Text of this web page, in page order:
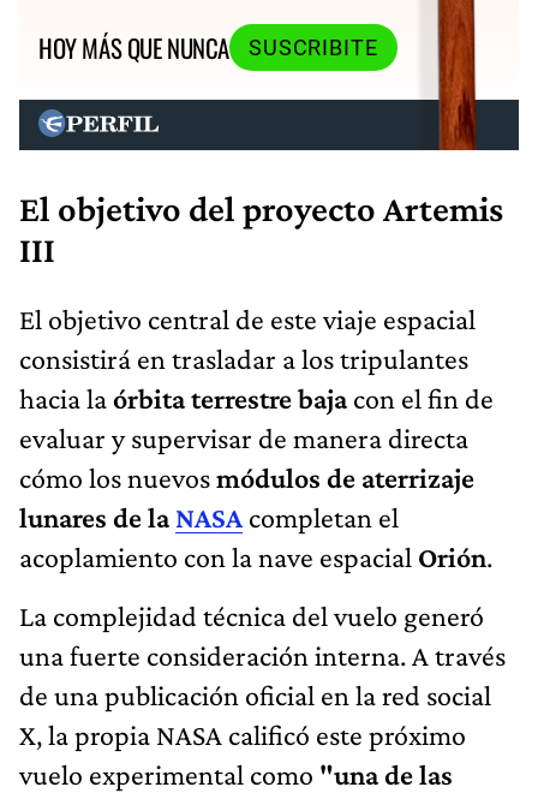
HOY MÁS QUE NUNCA
SUSCRIBITE
El objetivo del proyecto Artemis
III
El objetivo central de este viaje espacial
consistirá en trasladar a los tripulantes
hacia laórbita terrestre bajacon el fin de
evaluar y supervisar de manera directa
cómo los nuevosmódulos de aterrizaje
lunares de laNASA completan el
acoplamiento con la nave espacial Orión.
La complejidad técnica del vuelo generó
una fuerte consideración interna. A través
de una publicación oficial en la red social
X, la propia NASA calificó este próximo
vuelo experimental como "una de las